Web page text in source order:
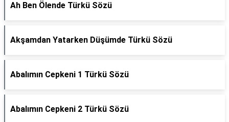
Ah Ben Ölende Türkü Sözü
Akşamdan Yatarken Düşümde Türkü Sözü
Abalımın Cepkeni 1 Türkü Sözü
Abalımın Cepkeni 2 Türkü Sözü